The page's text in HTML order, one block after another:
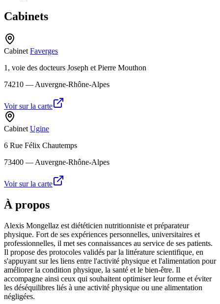
Cabinets
Cabinet Faverges
1, voie des docteurs Joseph et Pierre Mouthon
74210 — Auvergne-Rhône-Alpes
Voir sur la carte
Cabinet Ugine
6 Rue Félix Chautemps
73400 — Auvergne-Rhône-Alpes
Voir sur la carte
À propos
Alexis Mongellaz est diététicien nutritionniste et préparateur
physique. Fort de ses expériences personnelles, universitaires et
professionnelles, il met ses connaissances au service de ses patients.
Il propose des protocoles validés par la littérature scientifique, en
s'appuyant sur les liens entre l'activité physique et l'alimentation pour
améliorer la condition physique, la santé et le bien-être. Il
accompagne ainsi ceux qui souhaitent optimiser leur forme et éviter
les déséquilibres liés à une activité physique ou une alimentation
négligées.